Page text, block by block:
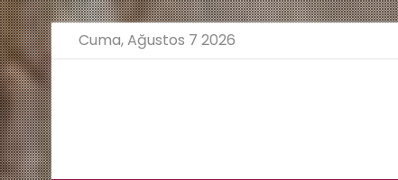
Cuma, Ağustos 7 2026